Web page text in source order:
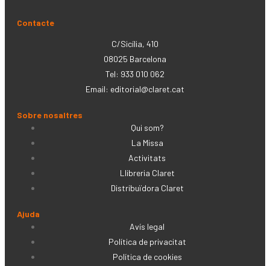
Contacte
C/Sicília, 410
08025 Barcelona
Tel: 933 010 062
Email: editorial@claret.cat
Sobre nosaltres
Qui som?
La Missa
Activitats
Llibreria Claret
Distribuïdora Claret
Ajuda
Avís legal
Política de privacitat
Política de cookies